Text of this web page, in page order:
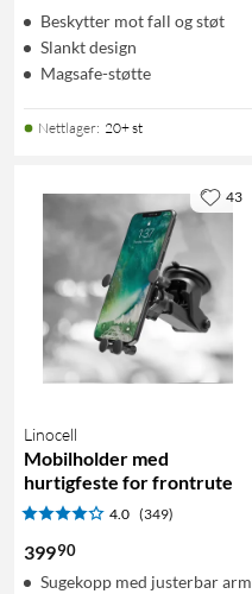
Beskytter mot fall og støt
Slankt design
Magsafe-støtte
Nettlager: 20+ st
Linocell
Mobilholder med
hurtigfeste for frontrute
4.0 (349)
39990
Sugekopp med justerbar arm
43